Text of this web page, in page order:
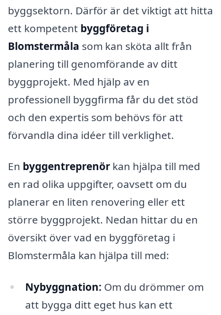
byggsektorn. Därför är det viktigt att hitta
ett kompetent byggföretag i
Blomstermåla som kan sköta allt från
planering till genomförande av ditt
byggprojekt. Med hjälp av en
professionell byggfirma får du det stöd
och den expertis som behövs för att
förvandla dina idéer till verklighet.
En byggentreprenör kan hjälpa till med
en rad olika uppgifter, oavsett om du
planerar en liten renovering eller ett
större byggprojekt. Nedan hittar du en
översikt över vad en byggföretag i
Blomstermåla kan hjälpa till med:
Nybyggnation: Om du drömmer om
att bygga ditt eget hus kan ett